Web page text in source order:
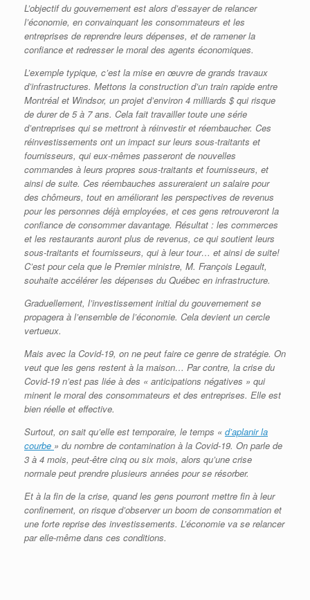
L’objectif du gouvernement est alors d’essayer de relancer
l’économie, en convainquant les consommateurs et les
entreprises de reprendre leurs dépenses, et de ramener la
confiance et redresser le moral des agents économiques.
L’exemple typique, c’est la mise en œuvre de grands travaux
d’infrastructures. Mettons la construction d’un train rapide entre
Montréal et Windsor, un projet d’environ 4 milliards $ qui risque
de durer de 5 à 7 ans. Cela fait travailler toute une série
d’entreprises qui se mettront à réinvestir et réembaucher. Ces
réinvestissements ont un impact sur leurs sous-traitants et
fournisseurs, qui eux-mêmes passeront de nouvelles
commandes à leurs propres sous-traitants et fournisseurs, et
ainsi de suite. Ces réembauches assureraient un salaire pour
des chômeurs, tout en améliorant les perspectives de revenus
pour les personnes déjà employées, et ces gens retrouveront la
confiance de consommer davantage. Résultat : les commerces
et les restaurants auront plus de revenus, ce qui soutient leurs
sous-traitants et fournisseurs, qui à leur tour… et ainsi de suite!
C’est pour cela que le Premier ministre, M. François Legault,
souhaite accélérer les dépenses du Québec en infrastructure.
Graduellement, l’investissement initial du gouvernement se
propagera à l’ensemble de l’économie. Cela devient un cercle
vertueux.
Mais avec la Covid-19, on ne peut faire ce genre de stratégie. On
veut que les gens restent à la maison… Par contre, la crise du
Covid-19 n’est pas liée à des « anticipations négatives » qui
minent le moral des consommateurs et des entreprises. Elle est
bien réelle et effective.
Surtout, on sait qu’elle est temporaire, le temps « d’aplanir la
courbe » du nombre de contamination à la Covid-19. On parle de
3 à 4 mois, peut-être cinq ou six mois, alors qu’une crise
normale peut prendre plusieurs années pour se résorber.
Et à la fin de la crise, quand les gens pourront mettre fin à leur
confinement, on risque d’observer un boom de consommation et
une forte reprise des investissements. L’économie va se relancer
par elle-même dans ces conditions.